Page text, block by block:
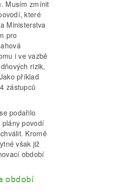
Musím zmínit
které
Ministerstva
pro
i ve vazbě
rizik,
příklad
zástupců
podařilo
povodí
Kromě
však již
období
období